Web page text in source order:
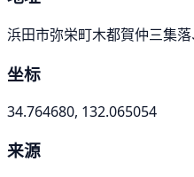
浜田市弥栄町木都賀仲三集
坐标
34.764680, 132.065054
来源